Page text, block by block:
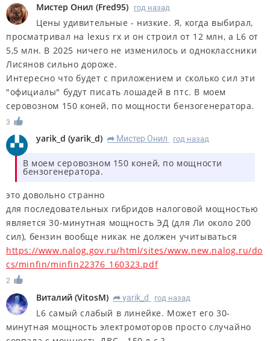
Мистер Онил (Fred95) год назад
Цены удивительные - низкие. Я, когда выбирал,
просматривал на lexus rx и он строил от 12 млн, а L6 от
5,5 млн. В 2025 ничего не изменилось и одноклассники
Лисянов сильно дороже.
Интересно что будет с приложением и сколько сил эти
"официалы" будут писать лошадей в птс. В моем
серовозном 150 коней, по мощности бензогенератора.
3
yarik_d (yarik_d) R Мистер Онил год назад
В моем серовозном 150 коней, по мощности
бензогенератора.
это довольно странно
для последовательных гибридов налоговой мощностью
является 30-минутная мощность ЭД (для Ли около 200
сил), бензин вообще никак не должен учитываться
https://www.nalog.gov.ru/html/sites/www.new.nalog.ru/do
cs/minfin/minfin22376_160323.pdf
2
Виталий (VitosM) R yarik_d год назад
L6 самый слабый в линейке. Может его 30-
минутная мощность электромоторов просто случайно